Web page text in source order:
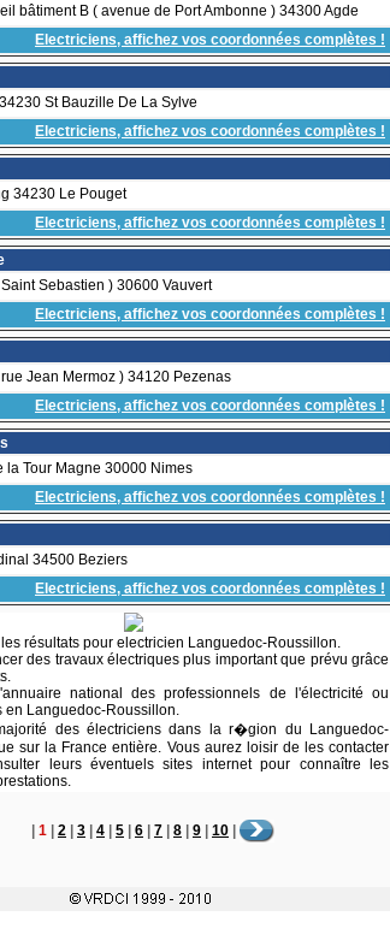
bâtiment B ( avenue de Port Ambonne ) 34300 Agde
Electriciens, affichez vos coordonnées complètes !
St Bauzille De La Sylve
Electriciens, affichez vos coordonnées complètes !
34230 Le Pouget
Electriciens, affichez vos coordonnées complètes !
Sebastien ) 30600 Vauvert
Electriciens, affichez vos coordonnées complètes !
Jean Mermoz ) 34120 Pezenas
Electriciens, affichez vos coordonnées complètes !
la Tour Magne 30000 Nimes
Electriciens, affichez vos coordonnées complètes !
34500 Beziers
Electriciens, affichez vos coordonnées complètes !
résultats pour electricien Languedoc-Roussillon.
des travaux électriques plus important que prévu grâce
national des professionnels de l'électricité ou
en Languedoc-Roussillon.
des électriciens dans la r�gion du Languedoc-
sur la France entière. Vous aurez loisir de les contacter
leurs éventuels sites internet pour connaître les
1 2 3 4 5 6 7 8 9 10